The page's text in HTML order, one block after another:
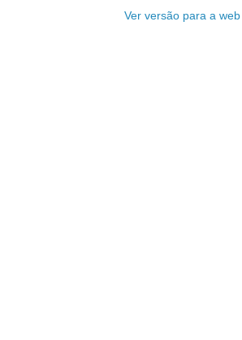
Ver versão para a web